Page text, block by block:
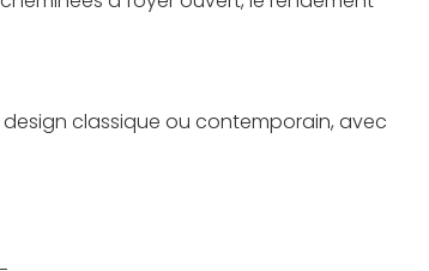
design classique ou contemporain, avec